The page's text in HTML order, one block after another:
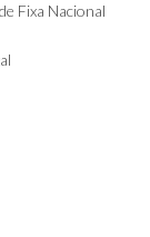
Fixa Nacional